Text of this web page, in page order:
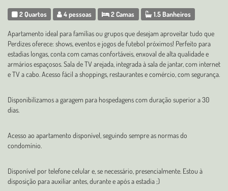
2 Quartos 4 pessoas 2 Camas 1.5 Banheiros
Apartamento ideal para famílias ou grupos que desejam aproveitar tudo que
Perdizes oferece: shows, eventos e jogos de futebol próximos! Perfeito para
estadias longas, conta com camas confortáveis, enxoval de alta qualidade e
armários espaçosos. Sala de TV arejada, integrada à sala de jantar, com internet
e TV a cabo. Acesso fácil a shoppings, restaurantes e comércio, com segurança.
Disponibilizamos a garagem para hospedagens com duração superior a 30
dias.
Acesso ao apartamento disponível, seguindo sempre as normas do
condomínio.
Disponível por telefone celular e, se necessário, presencialmente. Estou à
disposição para auxiliar antes, durante e após a estadia ;)